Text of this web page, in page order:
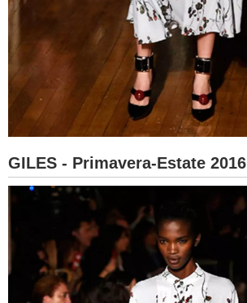
GILES - Primavera-Estate 2016